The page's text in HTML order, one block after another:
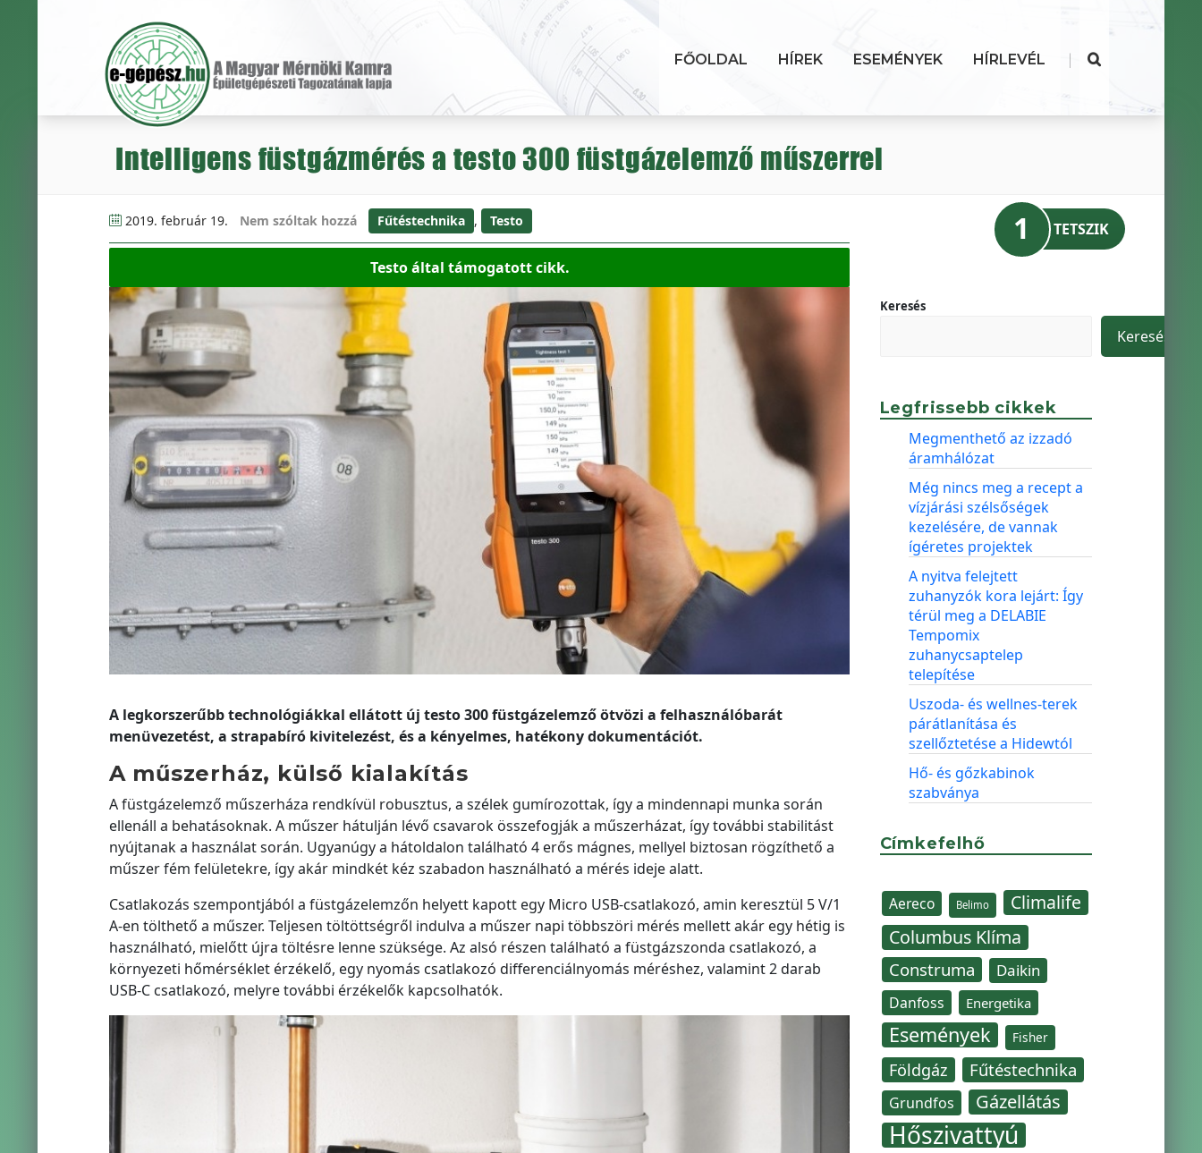
FŐOLDAL HÍREK ESEMÉNYEK HÍRLEVÉL |
Intelligens füstgázmérés a testo 300 füstgázelemző műszerrel
2019. február 19. Nem szóltak hozzá Fűtéstechnika , Testo
Testo által támogatott cikk.
A legkorszerűbb technológiákkal ellátott új testo 300 füstgázelemző ötvözi a felhasználóbarát
menüvezetést, a strapabíró kivitelezést, és a kényelmes, hatékony dokumentációt.
A műszerház, külső kialakítás
A füstgázelemző műszerháza rendkívül robusztus, a szélek gumírozottak, így a mindennapi munka során
ellenáll a behatásoknak. A műszer hátulján lévő csavarok összefogják a műszerházat, így további stabilitást
nyújtanak a használat során. Ugyanúgy a hátoldalon található 4 erős mágnes, mellyel biztosan rögzíthető a
műszer fém felületekre, így akár mindkét kéz szabadon használható a mérés ideje alatt.
Csatlakozás szempontjából a füstgázelemzőn helyett kapott egy Micro USB-csatlakozó, amin keresztül 5 V/1
A-en tölthető a műszer. Teljesen töltöttségről indulva a műszer napi többszöri mérés mellett akár egy hétig is
használható, mielőtt újra töltésre lenne szüksége. Az alsó részen található a füstgázszonda csatlakozó, a
környezeti hőmérséklet érzékelő, egy nyomás csatlakozó differenciálnyomás méréshez, valamint 2 darab
USB-C csatlakozó, melyre további érzékelők kapcsolhatók.
1 TETSZIK
Keresés
Keresés
Legfrissebb cikkek
Megmenthető az izzadó
áramhálózat
Még nincs meg a recept a
vízjárási szélsőségek
kezelésére, de vannak
ígéretes projektek
A nyitva felejtett
zuhanyzók kora lejárt: Így
térül meg a DELABIE
Tempomix
zuhanycsaptelep
telepítése
Uszoda- és wellnes-terek
párátlanítása és
szellőztetése a Hidewtól
Hő- és gőzkabinok
szabványa
Címkefelhő
Aereco Belimo
Climalife
Columbus Klíma
Construma Daikin
Danfoss Energetika
Események Fisher
Földgáz Fűtéstechnika
Grundfos Gázellátás
Hőszivattyú